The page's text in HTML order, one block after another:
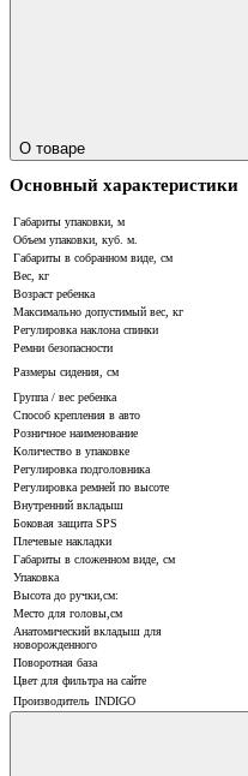
О товаре
Основный характеристики
Габариты упаковки, м
Объем упаковки, куб. м.
Габариты в собранном виде, см
Вес, кг
Возраст ребенка
Максимально допустимый вес, кг
Регулировка наклона спинки
Ремни безопасности
Размеры сидения, см
Группа / вес ребенка
Способ крепления в авто
Розничное наименование
Количество в упаковке
Регулировка подголовника
Регулировка ремней по высоте
Внутренний вкладыш
Боковая защита SPS
Плечевые накладки
Габариты в сложенном виде, см
Упаковка
Высота до ручки,см:
Место для головы,см
Анатомический вкладыш для
новорожденного
Поворотная база
Цвет для фильтра на сайте
Производитель INDIGO